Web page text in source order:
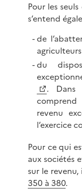
Pour les
s’entend
de
agriculteurs
du
. Dans
revenu
l’exercice
Pour ce qui
aux sociétés
sur le
350 à 380.